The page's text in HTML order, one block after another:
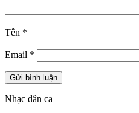
Tên *
Email *
Nhạc dân ca